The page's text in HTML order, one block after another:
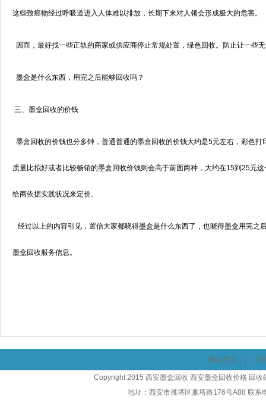
这些致癌物经过呼吸道进入人体难以排放，长期下来对人领会形成极大的危害。
因而，最好找一些正轨的商家或供应商停止常规处置，绿色回收。防止让一些
墨盒是什么东西，用完之后能够回收吗？
三、墨盒回收的价钱
墨盒回收的价钱也分多钟，普通普通的墨盒回收的价钱大约是5元左右，彩色
质量比拟好或者比较畅销的墨盒回收价钱则会高于前面两种，大约在15到25元
给商依据实践状况来定价。
经过以上的内容引见，置信大家都晓得墨盒是什么东西了，也晓得墨盒用完之
墨盒回收服务信息。
网站首页 关
Copyright 2015 西安墨盒回收 西安墨盒回收价格 回
地址：西安市雁塔区雁塔路176号A88 联